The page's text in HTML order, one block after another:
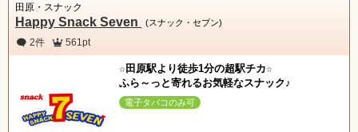
田原・スナック
Happy Snack Seven (スナック・セブン)
2件 561pt
☆田原駅より徒歩1分の超駅チカ☆
ふら～っと寄れるお気軽なスナック♪
電子タバコのみ可